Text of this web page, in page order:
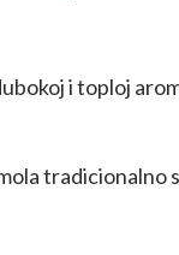
i toploj
tradicionalno